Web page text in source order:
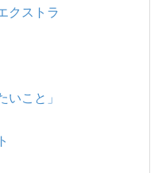
クストラ
いこと」